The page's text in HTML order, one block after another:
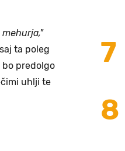
ta poleg
bo predolgo
uhlji te
7
8